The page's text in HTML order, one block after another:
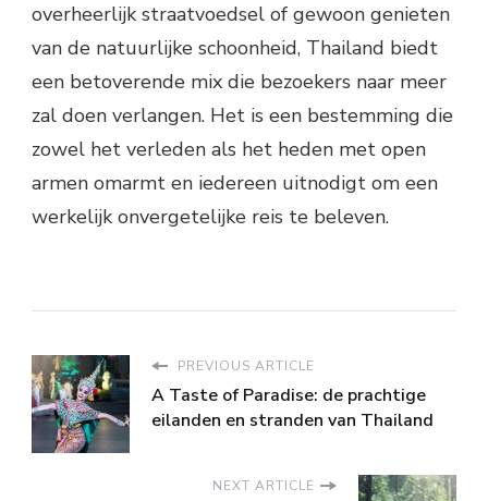
overheerlijk straatvoedsel of gewoon genieten
van de natuurlijke schoonheid, Thailand biedt
een betoverende mix die bezoekers naar meer
zal doen verlangen. Het is een bestemming die
zowel het verleden als het heden met open
armen omarmt en iedereen uitnodigt om een ​​
werkelijk onvergetelijke reis te beleven.
PREVIOUS ARTICLE
A Taste of Paradise: de prachtige
eilanden en stranden van Thailand
NEXT ARTICLE